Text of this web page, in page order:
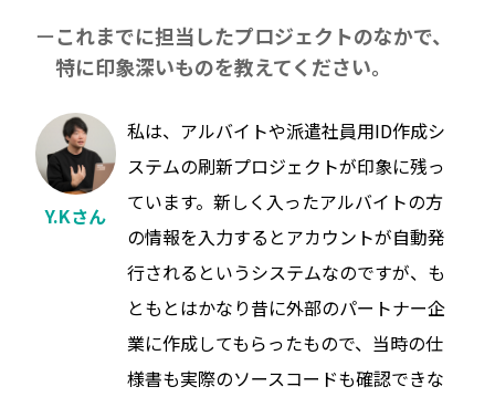
これまでに担当したプロジェクトのなかで、
特に印象深いものを教えてください。
Y.Kさん
私は、アルバイトや派遣社員用ID作成シ
ステムの刷新プロジェクトが印象に残っ
ています。新しく入ったアルバイトの方
の情報を入力するとアカウントが自動発
行されるというシステムなのですが、も
ともとはかなり昔に外部のパートナー企
業に作成してもらったもので、当時の仕
様書も実際のソースコードも確認できな